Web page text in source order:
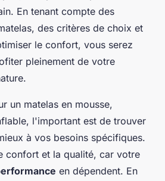
En tenant compte des
des critères de choix et
le confort, vous serez
pleinement de votre
un matelas en mousse,
l'important est de trouver
à vos besoins spécifiques.
confort et la qualité, car votre
en dépendent. En